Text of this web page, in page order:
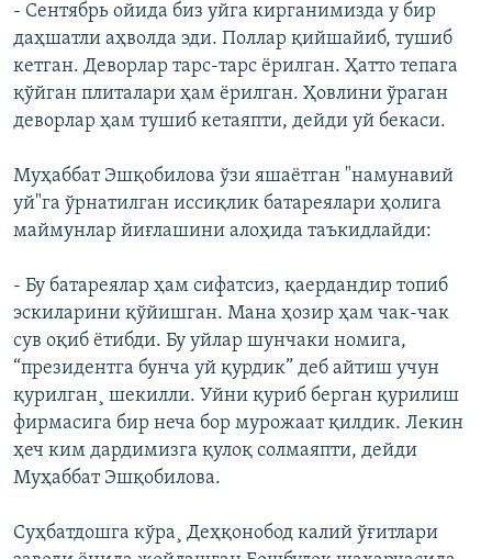
- Сентябрь ойида биз уйга кирганимизда у бир
даҳшатли аҳволда эди. Поллар қийшайиб, тушиб
кетган. Деворлар тарс-тарс ёрилган. Ҳатто тепага
қўйган плиталари ҳам ёрилган. Ҳовлини ўраган
деворлар ҳам тушиб кетaяпти, дейди уй бекаси.
Муҳаббат Эшқобилова ўзи яшаëтган "намунавий
уй"га ўрнатилган иссиқлик батареялари ҳолига
маймунлар йиғлашини алоҳида таъкидлайди:
- Бу батареялар ҳам сифатсиз, қаердандир топиб
эскиларини қўйишган. Мана ҳозир ҳам чак-чак
сув оқиб ётибди. Бу уйлар шунчаки номига,
“президентга бунча уй қурдик” деб айтиш учун
қурилган¸ шекилли. Уйни қуриб берган қурилиш
фирмасига бир неча бор мурожаат қилдик. Лекин
ҳеч ким дардимизга қулоқ солмаяпти, дейди
Муҳаббат Эшқобилова.
Суҳбатдошга кўра¸ Деҳқонобод калий ўғитлари